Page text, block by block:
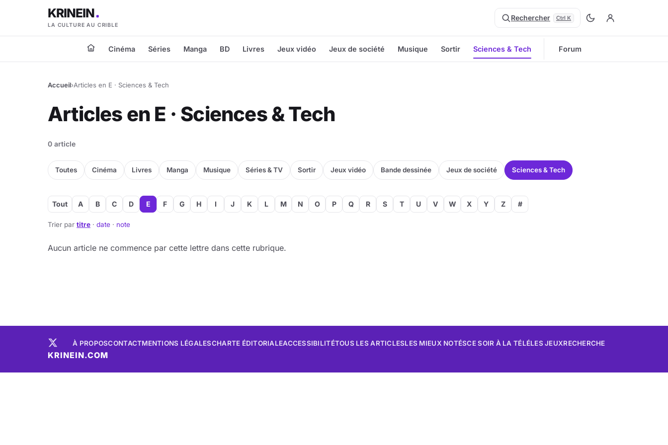
KRINEIN
LA CULTURE AU CRIBLE
Rechercher Ctrl K
Cinéma Séries Manga BD Livres Jeux vidéo Jeux de société Musique Sortir Sciences & Tech Forum
Accueil›Articles en E · Sciences & Tech
Articles en E · Sciences & Tech
0 article
Toutes Cinéma Livres Manga Musique Séries & TV Sortir Jeux vidéo Bande dessinée Jeux de société Sciences & Tech
Tout A B C D E F G H I J K L M N O P Q R S T U V W X Y Z #
Trier par titre · date · note
Aucun article ne commence par cette lettre dans cette rubrique.
À PROPOSCONTACTMENTIONS LÉGALESCHARTE ÉDITORIALEACCESSIBILITÉTOUS LES ARTICLESLES MIEUX NOTÉSCE SOIR À LA TÉLÉLES JEUXRECHERCHE
KRINEIN.COM